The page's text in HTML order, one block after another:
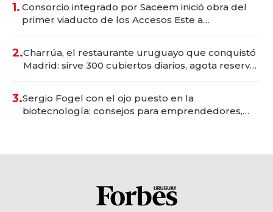
1. Consorcio integrado por Saceem inició obra del
primer viaducto de los Accesos Este a
2.Charrúa, el restaurante uruguayo que conquistó
Madrid: sirve 300 cubiertos diarios, agota reservas
3.Sergio Fogel con el ojo puesto en la
biotecnología: consejos para emprendedores,